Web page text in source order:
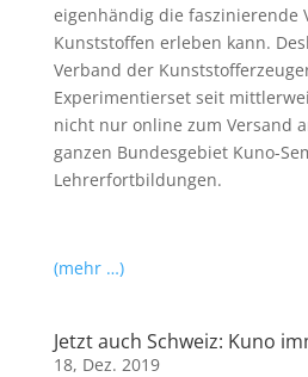
eigenhändig die faszinierende
Kunststoffen erleben kann.
Verband der
Experimentierset seit
nicht nur online zum Versand
ganzen Bundesgebiet Kuno-
Lehrerfortbildungen.
(mehr …)
Jetzt auch Schweiz: Kuno
18, Dez. 2019